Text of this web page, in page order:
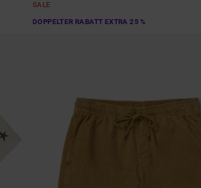
SALE
DOPPELTER RABATT EXTRA 25 %